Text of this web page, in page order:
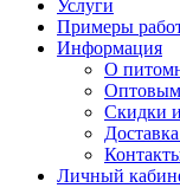
Услуги
Примеры
Информация
О
Оптовым
Скидки
Личный